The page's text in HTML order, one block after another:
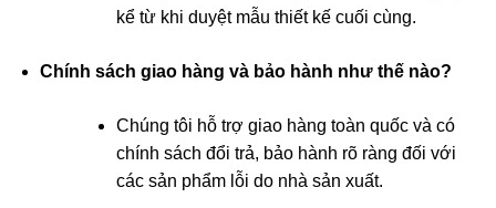
kể từ khi duyệt mẫu thiết kế cuối cùng.
Chính sách giao hàng và bảo hành như thế nào?
Chúng tôi hỗ trợ giao hàng toàn quốc và có
chính sách đổi trả, bảo hành rõ ràng đối với
các sản phẩm lỗi do nhà sản xuất.